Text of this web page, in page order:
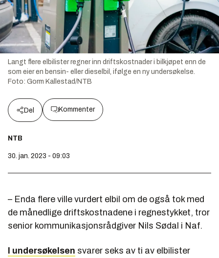
Langt flere elbilister regner inn driftskostnader i bilkjøpet enn de
som eier en bensin- eller dieselbil, ifølge en ny undersøkelse.
Foto: Gorm Kallestad/NTB
Del Kommenter
NTB
30. jan. 2023 - 09:03
– Enda flere ville vurdert elbil om de også tok med
de månedlige driftskostnadene i regnestykket, tror
senior kommunikasjonsrådgiver Nils Sødal i Naf.
I undersøkelsen svarer seks av ti av elbilister